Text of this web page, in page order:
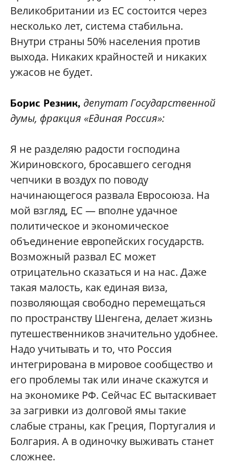
Великобритании из ЕС состоится через
несколько лет, система стабильна.
Внутри страны 50% населения против
выхода. Никаких крайностей и никаких
ужасов не будет.
Борис Резник, депутат Государственной
думы, фракция «Единая Россия»:
Я не разделяю радости господина
Жириновского, бросавшего сегодня
чепчики в воздух по поводу
начинающегося развала Евросоюза. На
мой взгляд, ЕС — вполне удачное
политическое и экономическое
объединение европейских государств.
Возможный развал ЕС может
отрицательно сказаться и на нас. Даже
такая малость, как единая виза,
позволяющая свободно перемещаться
по пространству Шенгена, делает жизнь
путешественников значительно удобнее.
Надо учитывать и то, что Россия
интегрирована в мировое сообщество и
его проблемы так или иначе скажутся и
на экономике РФ. Сейчас ЕС вытаскивает
за загривки из долговой ямы такие
слабые страны, как Греция, Португалия и
Болгария. А в одиночку выживать станет
сложнее.